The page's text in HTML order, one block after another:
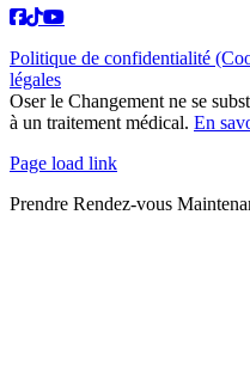
Politique de confidentialité
légales
Oser le Changement ne se
à un traitement médical. En
Page load link
Prendre Rendez-vous